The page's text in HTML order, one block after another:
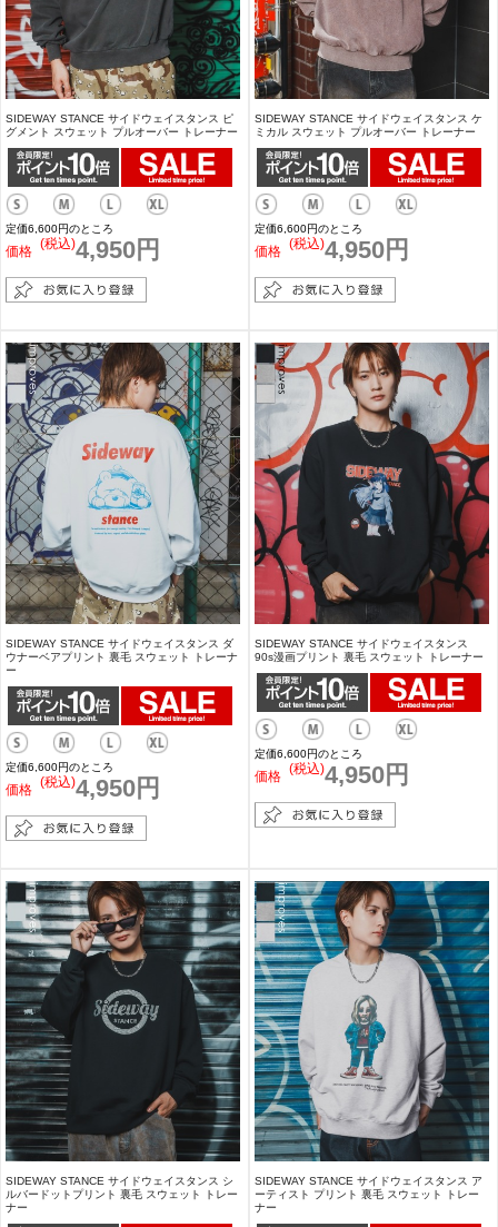
SIDEWAY STANCE サイドウェイスタンス ピ
グメント スウェット プルオーバー トレーナー
定価6,600円のところ
価格 4,950円
(税込)
SIDEWAY STANCE サイドウェイスタンス ケ
ミカル スウェット プルオーバー トレーナー
定価6,600円のところ
価格 4,950円
(税込)
SIDEWAY STANCE サイドウェイスタンス ダ
ウナーベアプリント 裏毛 スウェット トレーナ
ー
定価6,600円のところ
価格 4,950円
(税込)
SIDEWAY STANCE サイドウェイスタンス
90s漫画プリント 裏毛 スウェット トレーナー
定価6,600円のところ
価格 4,950円
(税込)
SIDEWAY STANCE サイドウェイスタンス シ
ルバードットプリント 裏毛 スウェット トレー
ナー
SIDEWAY STANCE サイドウェイスタンス ア
ーティスト プリント 裏毛 スウェット トレー
ナー